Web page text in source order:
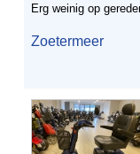
Erg weinig op
Zoetermeer